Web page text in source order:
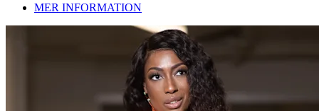
MER INFORMATION